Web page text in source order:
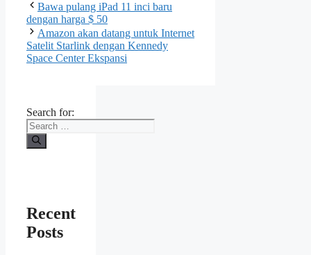
Bawa pulang iPad 11 inci baru
dengan harga $ 50
Amazon akan datang untuk Internet
Satelit Starlink dengan Kennedy
Space Center Ekspansi
Search for:
Recent
Posts